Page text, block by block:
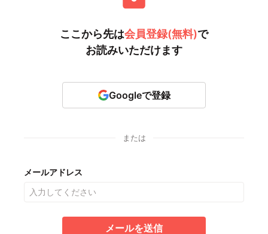
ここから先は会員登録(無料)で
お読みいただけます
Googleで登録
または
メールアドレス
メールを送信